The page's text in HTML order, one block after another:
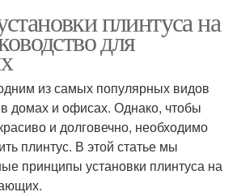
плинтуса на
для
из самых популярных видов
домах и офисах. Однако, чтобы
и долговечно, необходимо
плинтус. В этой статье мы
принципы установки плинтуса на